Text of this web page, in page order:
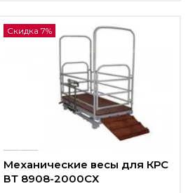
Скидка 7%
Механические весы для КРС
ВТ 8908-2000СХ